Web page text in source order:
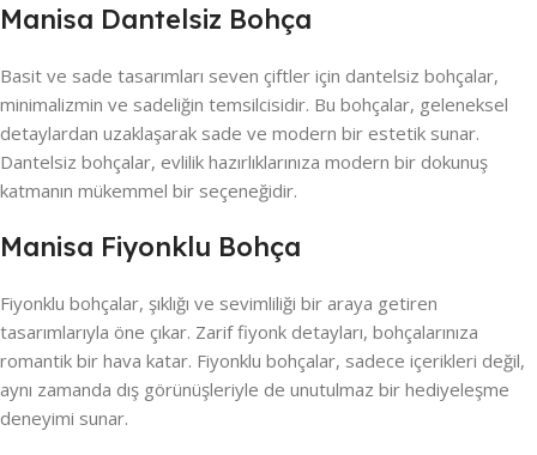
Manisa Dantelsiz Bohça
Basit ve sade tasarımları seven çiftler için dantelsiz bohçalar,
minimalizmin ve sadeliğin temsilcisidir. Bu bohçalar, geleneksel
detaylardan uzaklaşarak sade ve modern bir estetik sunar.
Dantelsiz bohçalar, evlilik hazırlıklarınıza modern bir dokunuş
katmanın mükemmel bir seçeneğidir.
Manisa Fiyonklu Bohça
Fiyonklu bohçalar, şıklığı ve sevimliliği bir araya getiren
tasarımlarıyla öne çıkar. Zarif fiyonk detayları, bohçalarınıza
romantik bir hava katar. Fiyonklu bohçalar, sadece içerikleri değil,
aynı zamanda dış görünüşleriyle de unutulmaz bir hediyeleşme
deneyimi sunar.